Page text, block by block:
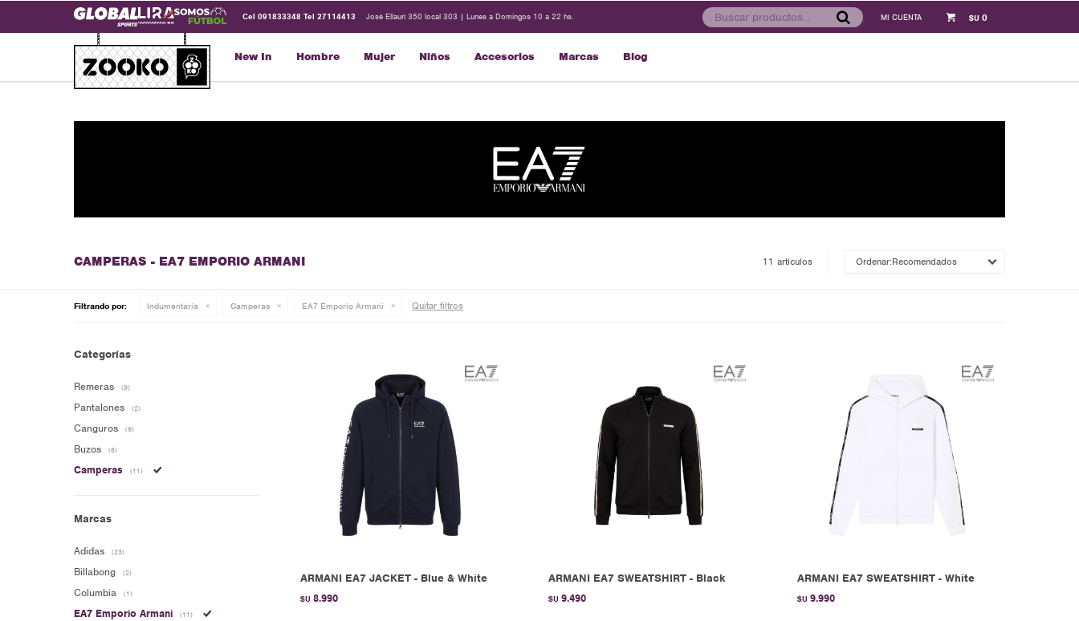
New In Hombre Mujer Niños Accesorios Marcas Blog
$U 0
Cel 091833348 Tel 27114413 José Ellauri 350 local 303 | Lunes a Domingos 10 a 22 hs.
CAMPERAS - EA7 EMPORIO ARMANI 11 artículos Recomendados
Filtrando por: Indumentaria Camperas EA7 Emporio Armani Quitar filtros
ARMANI EA7 JACKET - Blue & White
$U 8.990
ARMANI EA7 SWEATSHIRT - Black
$U 9.490
ARMANI EA7 SWEATSHIRT - White
$U 9.990
Categorías
Remeras (9)
Pantalones (2)
Canguros (9)
Buzos (6)
Camperas (11)
Marcas
Adidas (23)
Billabong (2)
Columbia (1)
EA7 Emporio Armani (11)